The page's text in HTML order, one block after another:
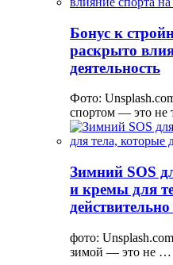
Бонус к
раскрыто
деятельность
Фото:
спортом — это не
Зимний SOS
и кремы для
фото:
зимой — это не …